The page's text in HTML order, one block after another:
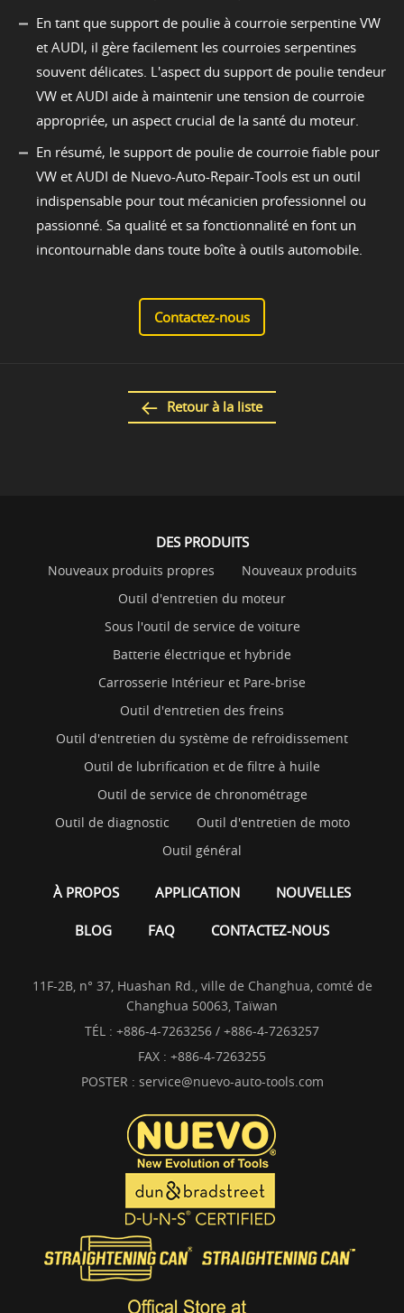
En tant que support de poulie à courroie serpentine VW
et AUDI, il gère facilement les courroies serpentines
souvent délicates. L'aspect du support de poulie tendeur
VW et AUDI aide à maintenir une tension de courroie
appropriée, un aspect crucial de la santé du moteur.
En résumé, le support de poulie de courroie fiable pour
VW et AUDI de Nuevo-Auto-Repair-Tools est un outil
indispensable pour tout mécanicien professionnel ou
passionné. Sa qualité et sa fonctionnalité en font un
incontournable dans toute boîte à outils automobile.
Contactez-nous
Retour à la liste
DES PRODUITS
Nouveaux produits propres
Nouveaux produits
Outil d'entretien du moteur
Sous l'outil de service de voiture
Batterie électrique et hybride
Carrosserie Intérieur et Pare-brise
Outil d'entretien des freins
Outil d'entretien du système de refroidissement
Outil de lubrification et de filtre à huile
Outil de service de chronométrage
Outil de diagnostic
Outil d'entretien de moto
Outil général
À PROPOS APPLICATION NOUVELLES
BLOG FAQ CONTACTEZ-NOUS
11F-2B, n° 37, Huashan Rd., ville de Changhua, comté de
Changhua 50063, Taïwan
TÉL : +886-4-7263256 / +886-4-7263257
FAX : +886-4-7263255
POSTER : service@nuevo-auto-tools.com